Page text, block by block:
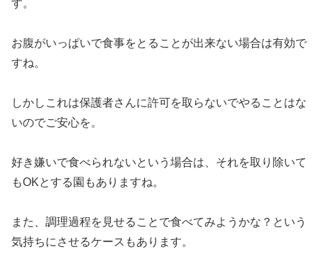
す。
お腹がいっぱいで食事をとることが出来ない場合は有効で
すね。
しかしこれは保護者さんに許可を取らないでやることはな
いのでご安心を。
好き嫌いで食べられないという場合は、それを取り除いて
もOKとする園もありますね。
また、調理過程を見せることで食べてみようかな？という
気持ちにさせるケースもあります。